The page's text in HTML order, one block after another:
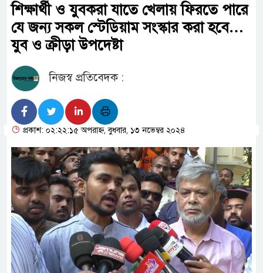
শিক্ষার্থী ও যুবকরা যাতে খেলায় ফিরতে পারে
যে জন্য সকল স্টেডিয়াম সংস্কার করা হবে…
যুব ও ক্রীড়া উপদেষ্টা
নিজস্ব প্রতিবেদক :
প্রকাশ: ০২:২২:১৫ অপরাহ্ন, বুধবার, ১৩ নভেম্বর ২০২৪